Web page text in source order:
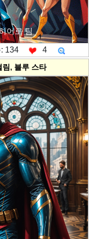
어로 팀
134 4
림, 블루 스타